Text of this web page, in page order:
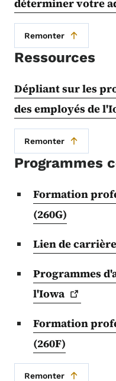
déterminer votre
Remonter
Ressources
Dépliant sur les
des employés de
Remonter
Programmes
Formation
(260G)
Lien decarrière
Programmes
l'Iowa
Formation
(260F)
Remonter